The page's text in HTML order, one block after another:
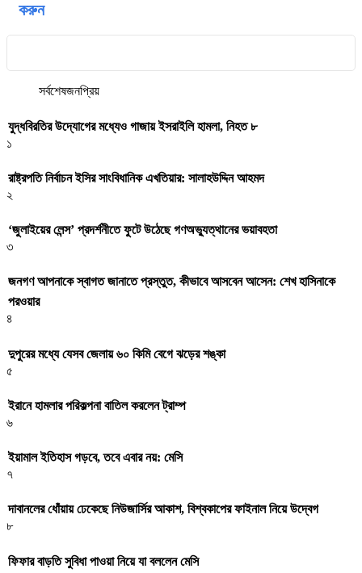
করুন
সর্বশেষজনপ্রিয়
যুদ্ধবিরতির উদ্যোগের মধ্যেও গাজায় ইসরাইলি হামলা, নিহত ৮
১
রাষ্ট্রপতি নির্বাচন ইসির সাংবিধানিক এখতিয়ার: সালাহউদ্দিন আহমদ
২
‘জুলাইয়ের লেন্স’ প্রদর্শনীতে ফুটে উঠেছে গণঅভ্যুত্থানের ভয়াবহতা
৩
জনগণ আপনাকে স্বাগত জানাতে প্রস্তুত, কীভাবে আসবেন আসেন: শেখ হাসিনাকে
পরওয়ার
৪
দুপুরের মধ্যে যেসব জেলায় ৬০ কিমি বেগে ঝড়ের শঙ্কা
৫
ইরানে হামলার পরিকল্পনা বাতিল করলেন ট্রাম্প
৬
ইয়ামাল ইতিহাস গড়বে, তবে এবার নয়: মেসি
৭
দাবানলের ধোঁয়ায় ঢেকেছে নিউজার্সির আকাশ, বিশ্বকাপের ফাইনাল নিয়ে উদ্বেগ
৮
ফিফার বাড়তি সুবিধা পাওয়া নিয়ে যা বললেন মেসি